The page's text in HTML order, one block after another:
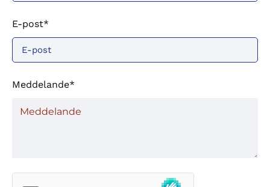
E-post*
Meddelande*